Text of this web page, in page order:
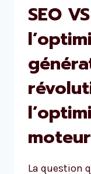
SEO
La question